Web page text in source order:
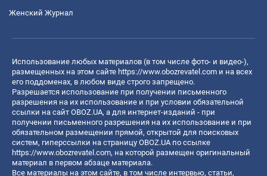
Женский Журнал
Использование любых материалов (в том числе фото- и видео-),
размещенных на этом сайте https://www.obozrevatel.com и на всех
его поддоменах, в любом виде строго запрещено.
Разрешается использование при получении письменного
разрешения на их использование и при условии обязательной
ссылки на сайт OBOZ.UA, а для интернет-изданий - при
получении письменного разрешения на их использование и при
обязательном размещении прямой, открытой для поисковых
систем, гиперссылки на страницу OBOZ.UA по ссылке
https://www.obozrevatel.com, на которой размещен оригинальный
материал в первом абзаце материала.
Все материалы на этом сайте, в том числе интервью, статьи,